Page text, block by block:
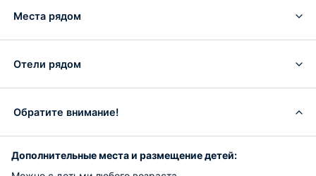
Места рядом
Отели рядом
Обратите внимание!
Дополнительные места и размещение детей: